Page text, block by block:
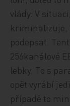
vlády. V
kriminalizuje,
podepsat.
256kanálové
lebky. To s
opět vyrábí
případě to